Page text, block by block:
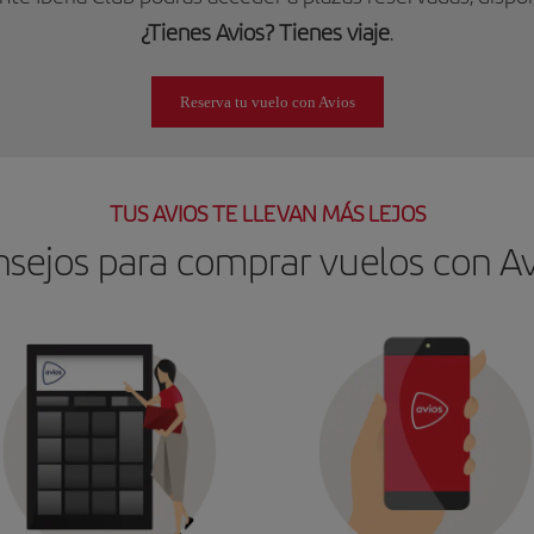
¿Tienes Avios? Tienes viaje.
Reserva tu vuelo con Avios
TUS AVIOS TE LLEVAN MÁS LEJOS
para comprar vuelos con